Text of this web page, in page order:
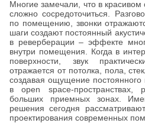
Многие замечали, что в
сложно сосредоточиться.
по помещению, звонки
шаги создают постоянный
в реверберации – эффекте
внутри помещения. Когда в
поверхности, звук
отражается от потолка, пола,
создавая ощущение постоянного
в open space-пространствах,
больших приемных зонах.
решения сегодня
проектирования современных